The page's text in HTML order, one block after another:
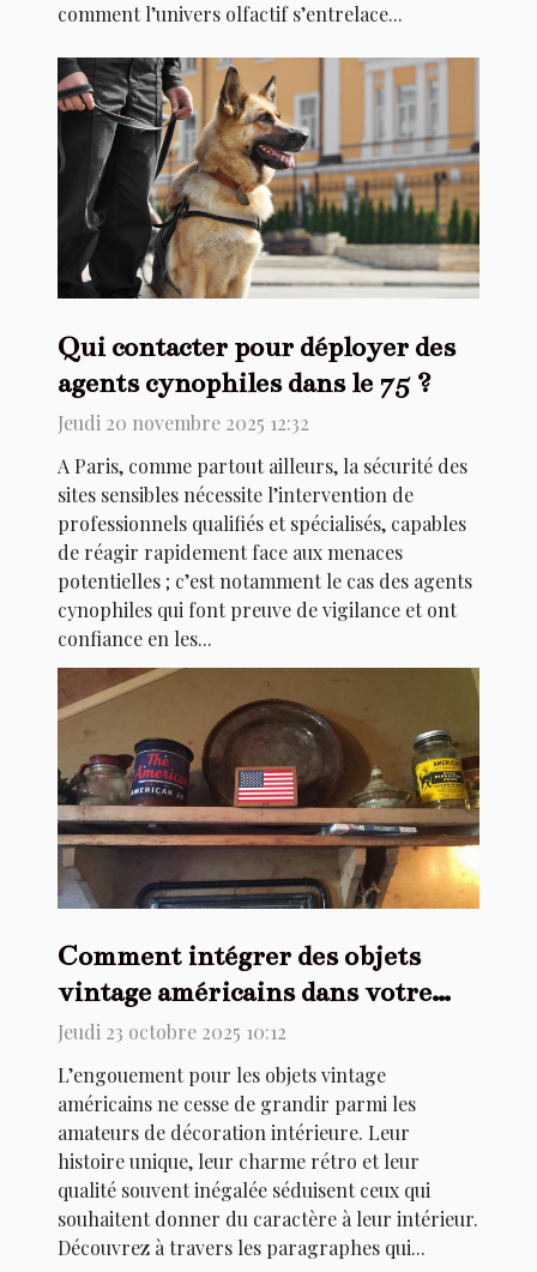
comment l’univers olfactif s’entrelace...
Qui contacter pour déployer des
agents cynophiles dans le 75 ?
Jeudi 20 novembre 2025 12:32
A Paris, comme partout ailleurs, la sécurité des
sites sensibles nécessite l’intervention de
professionnels qualifiés et spécialisés, capables
de réagir rapidement face aux menaces
potentielles ; c’est notamment le cas des agents
cynophiles qui font preuve de vigilance et ont
confiance en les...
Comment intégrer des objets
vintage américains dans votre
décoration intérieure ?
Jeudi 23 octobre 2025 10:12
L’engouement pour les objets vintage
américains ne cesse de grandir parmi les
amateurs de décoration intérieure. Leur
histoire unique, leur charme rétro et leur
qualité souvent inégalée séduisent ceux qui
souhaitent donner du caractère à leur intérieur.
Découvrez à travers les paragraphes qui...